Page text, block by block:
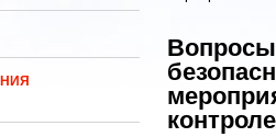
Вопросы
контроле